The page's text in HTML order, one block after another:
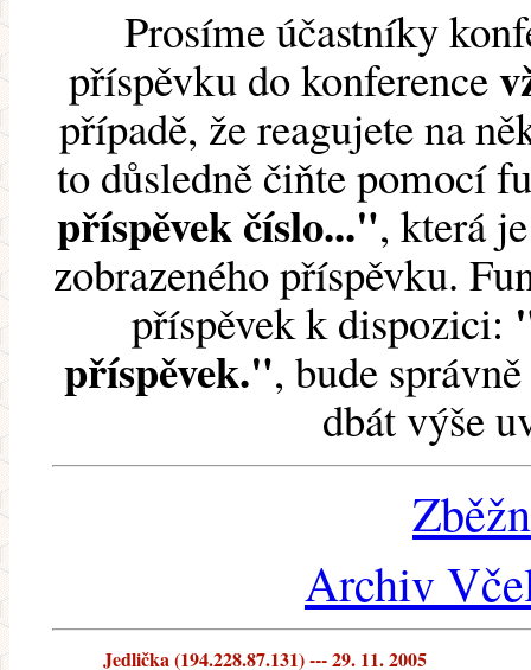
Prosíme účastníky
příspěvku do konference
případě, že reagujete na
to důsledně čiňte pomocí
příspěvek číslo...", která
zobrazeného příspěvku.
příspěvek k dispozici:
příspěvek.", bude
dbát výše
Archiv
Jedlička (194.228.87.131) --- 29. 11. 2005